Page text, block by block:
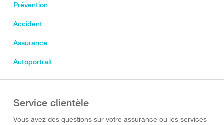
Prévention
Accident
Assurance
Autoportrait
Service clientèle
Vous avez des questions sur votre assurance ou les services